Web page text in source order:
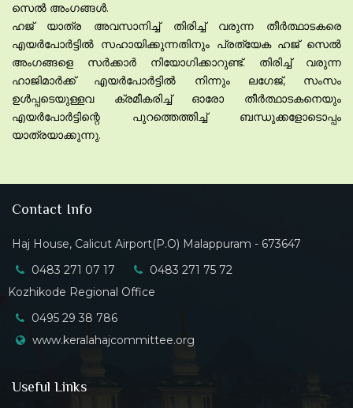
സെൽ അംഗങ്ങൾ.
ഹജ് യാത്ര അവസാനിച്ച് തിരിച്ച് വരുന്ന തീർത്ഥാടകരെ
എയർപോർട്ടിൽ സഹായിക്കുന്നതിനും പ്രത്യേക ഹജ് സെൽ
അംഗങ്ങളെ സർക്കാർ നിയോഗിക്കാറുണ്ട്. തിരിച്ച് വരുന്ന
ഹാജിമാർക്ക് എയർപോർട്ടിൽ നിന്നും ലഗേജ്, സംസം
ഉൾപ്പടെയുള്ളവ ക്രമീകരിച്ച് ഓരോ തീർത്ഥാടകനെയും
എയർപോർട്ടിന്റെ പുറത്തെത്തിച്ച് ബന്ധുക്കളോടൊപ്പം
യാത്രയാക്കുന്നു.
Contact Info
Haj House, Calicut Airport(P.O) Malappuram - 673647
0483 271 07 17
0483 271 75 72
Kozhikode Regional Office
0495 29 38 786
www.keralahajcommittee.org
Useful Links